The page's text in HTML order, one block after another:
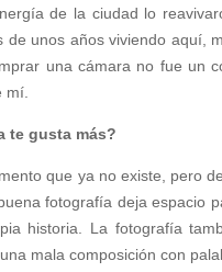
de la ciudad lo
de unos años viviendo aquí,
una cámara no fue un
mí.
te gusta más?
que ya no existe, pero
fotografía deja espacio
historia. La fotografía
mala composición con